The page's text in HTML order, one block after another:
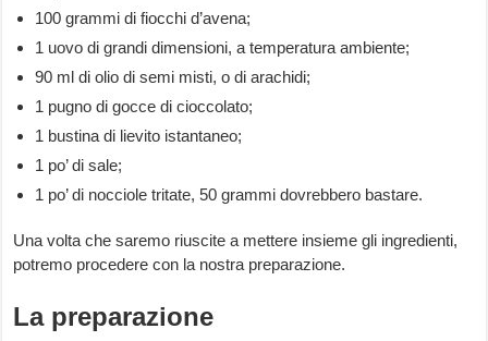
100 grammi di fiocchi d’avena;
1 uovo di grandi dimensioni, a temperatura ambiente;
90 ml di olio di semi misti, o di arachidi;
1 pugno di gocce di cioccolato;
1 bustina di lievito istantaneo;
1 po’ di sale;
1 po’ di nocciole tritate, 50 grammi dovrebbero bastare.
Una volta che saremo riuscite a mettere insieme gli ingredienti,
potremo procedere con la nostra preparazione.
La preparazione